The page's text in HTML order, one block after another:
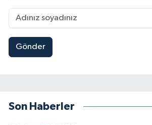
Gönder
Son Haberler